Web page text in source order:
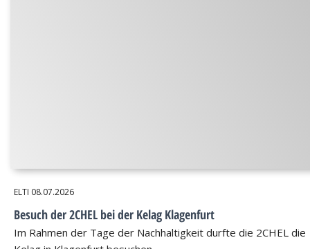
ELTI 08.07.2026
Besuch der 2CHEL bei der Kelag Klagenfurt
Im Rahmen der Tage der Nachhaltigkeit durfte die 2CHEL die